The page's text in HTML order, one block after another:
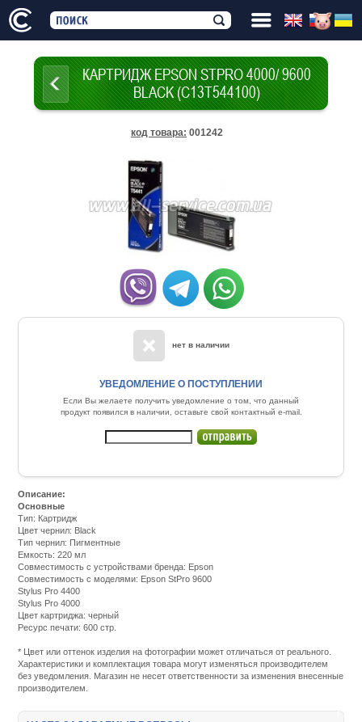
КАРТРИДЖ EPSON STPRO 4000/ 9600
BLACK (C13T544100)
код товара: 001242
нет в наличии
УВЕДОМЛЕНИЕ О ПОСТУПЛЕНИИ
Если Вы желаете получить уведомление о том, что данный
продукт появился в наличии, оставьте свой контактный e-mail.
Описание:
Основные
Тип: Картридж
Цвет чернил: Black
Тип чернил: Пигментные
Емкость: 220 мл
Совместимость с устройствами бренда: Epson
Совместимость с моделями: Epson StPro 9600
Stylus Pro 4400
Stylus Pro 4000
Цвет картриджа: черный
Ресурс печати: 600 стр.
service.com.uacatalog/1119-
rashodnye-
materialy/5258-
strujnyh-
* Цвет или оттенок изделия на фотографии может отличаться от реального.
Характеристики и комплектация товара могут изменяться производителем
без уведомления. Магазин не несет ответственности за изменения внесенные
производителем.